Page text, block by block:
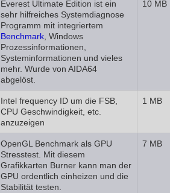
Everest Ultimate Edition ist ein
sehr hilfreiches Systemdiagnose
Programm mit integriertem
Benchmark, Windows
Prozessinformationen,
Systeminformationen und vieles
mehr. Wurde von AIDA64
abgelöst.
10 MB
Intel frequency ID um die FSB,
CPU Geschwindigkeit, etc.
anzuzeigen
1 MB
OpenGL Benchmark als GPU
Stresstest. Mit diesem
Grafikkarten Burner kann man der
GPU ordentlich einheizen und die
Stabilität testen.
7 MB